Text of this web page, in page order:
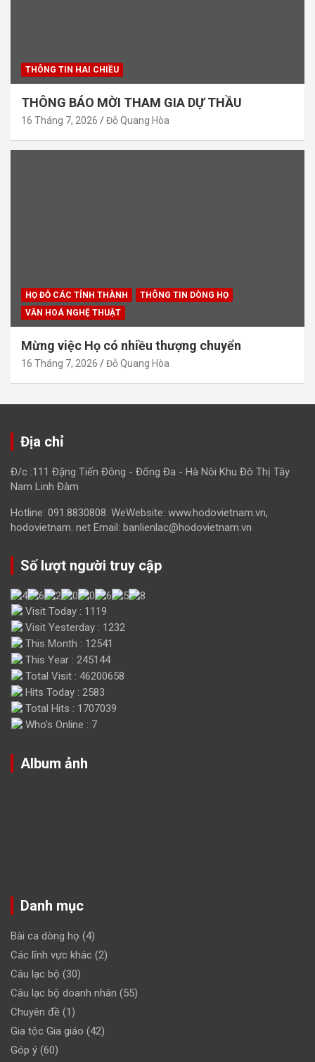
THÔNG TIN HAI CHIỀU
THÔNG BÁO MỜI THAM GIA DỰ THẦU
16 Tháng 7, 2026 Đỗ Quang Hòa
HỌ ĐỖ CÁC TỈNH THÀNH
THÔNG TIN DÒNG HỌ
VĂN HOÁ NGHỆ THUẬT
Mừng việc Họ có nhiều thượng chuyển
16 Tháng 7, 2026 Đỗ Quang Hòa
Địa chỉ
Đ/c :111 Đặng Tiến Đông - Đống Đa - Hà Nôi Khu Đô Thị Tây
Nam Linh Đàm
Hotline: 091.8830808. WeWebsite: www.hodovietnam.vn,
hodovietnam. net Email: banlienlac@hodovietnam.vn
Số lượt người truy cập
Visit Today : 1119
Visit Yesterday : 1232
This Month : 12541
This Year : 245144
Total Visit : 46200658
Hits Today : 2583
Total Hits : 1707039
Who's Online : 7
Album ảnh
Danh mục
Bài ca dòng họ (4)
Các lĩnh vực khác (2)
Câu lạc bộ (30)
Câu lạc bộ doanh nhân (55)
Chuyên đề (1)
Gia tộc Gia giáo (42)
Góp ý (60)